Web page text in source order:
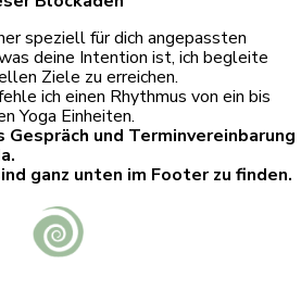
speziell für dich angepassten
deine Intention ist, ich begleite
Ziele zu erreichen.
ich einen Rhythmus von ein bis
Yoga Einheiten.
Gespräch und Terminvereinbarung
ganz unten im Footer zu finden.